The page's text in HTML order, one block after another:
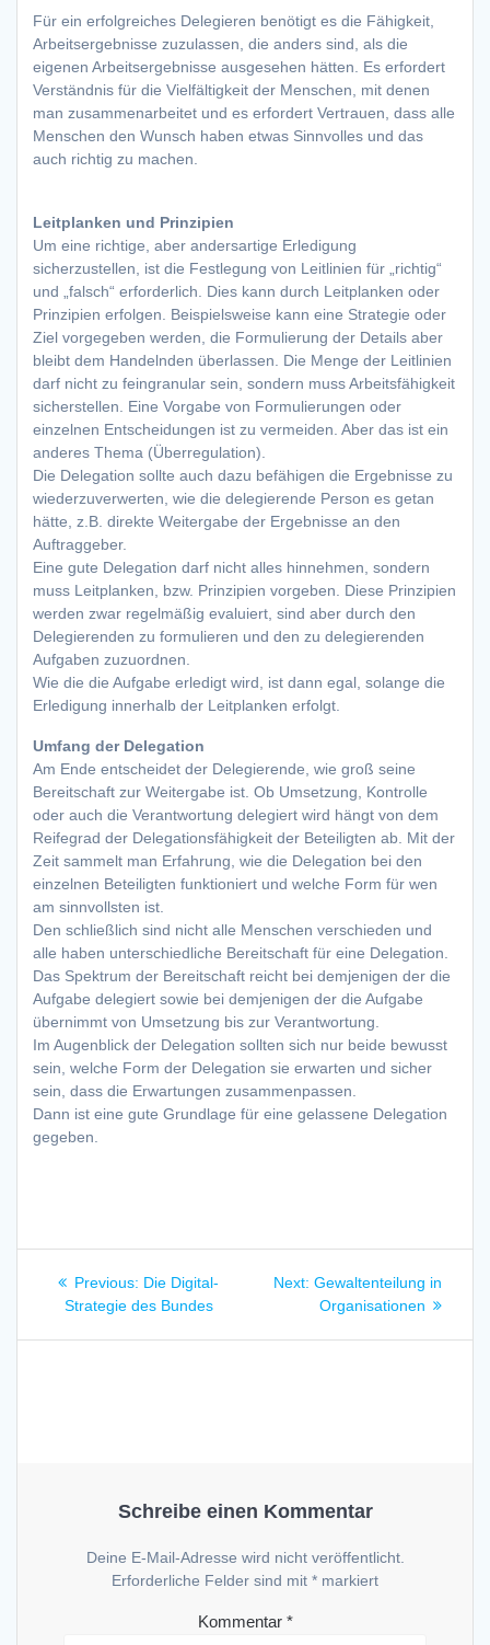
Für ein erfolgreiches Delegieren benötigt es die Fähigkeit,
Arbeitsergebnisse zuzulassen, die anders sind, als die
eigenen Arbeitsergebnisse ausgesehen hätten. Es erfordert
Verständnis für die Vielfältigkeit der Menschen, mit denen
man zusammenarbeitet und es erfordert Vertrauen, dass alle
Menschen den Wunsch haben etwas Sinnvolles und das
auch richtig zu machen.
Leitplanken und Prinzipien
Um eine richtige, aber andersartige Erledigung
sicherzustellen, ist die Festlegung von Leitlinien für „richtig“
und „falsch“ erforderlich. Dies kann durch Leitplanken oder
Prinzipien erfolgen. Beispielsweise kann eine Strategie oder
Ziel vorgegeben werden, die Formulierung der Details aber
bleibt dem Handelnden überlassen. Die Menge der Leitlinien
darf nicht zu feingranular sein, sondern muss Arbeitsfähigkeit
sicherstellen. Eine Vorgabe von Formulierungen oder
einzelnen Entscheidungen ist zu vermeiden. Aber das ist ein
anderes Thema (Überregulation).
Die Delegation sollte auch dazu befähigen die Ergebnisse zu
wiederzuverwerten, wie die delegierende Person es getan
hätte, z.B. direkte Weitergabe der Ergebnisse an den
Auftraggeber.
Eine gute Delegation darf nicht alles hinnehmen, sondern
muss Leitplanken, bzw. Prinzipien vorgeben. Diese Prinzipien
werden zwar regelmäßig evaluiert, sind aber durch den
Delegierenden zu formulieren und den zu delegierenden
Aufgaben zuzuordnen.
Wie die die Aufgabe erledigt wird, ist dann egal, solange die
Erledigung innerhalb der Leitplanken erfolgt.
Umfang der Delegation
Am Ende entscheidet der Delegierende, wie groß seine
Bereitschaft zur Weitergabe ist. Ob Umsetzung, Kontrolle
oder auch die Verantwortung delegiert wird hängt von dem
Reifegrad der Delegationsfähigkeit der Beteiligten ab. Mit der
Zeit sammelt man Erfahrung, wie die Delegation bei den
einzelnen Beteiligten funktioniert und welche Form für wen
am sinnvollsten ist.
Den schließlich sind nicht alle Menschen verschieden und
alle haben unterschiedliche Bereitschaft für eine Delegation.
Das Spektrum der Bereitschaft reicht bei demjenigen der die
Aufgabe delegiert sowie bei demjenigen der die Aufgabe
übernimmt von Umsetzung bis zur Verantwortung.
Im Augenblick der Delegation sollten sich nur beide bewusst
sein, welche Form der Delegation sie erwarten und sicher
sein, dass die Erwartungen zusammenpassen.
Dann ist eine gute Grundlage für eine gelassene Delegation
gegeben.
Beitragsnavigation
Previous: Previous
post:
Die Digital-
Strategie des Bundes
Next: Next
post:
Gewaltenteilung in
Organisationen
Schreibe einen Kommentar
Deine E-Mail-Adresse wird nicht veröffentlicht.
Erforderliche Felder sind mit * markiert
Kommentar *